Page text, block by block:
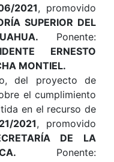
2021, promovido
SUPERIOR DEL
Ponente:
ERNESTO
MONTIEL.
del proyecto de
el cumplimiento
en el recurso de
2021, promovido
DE LA
Ponente: